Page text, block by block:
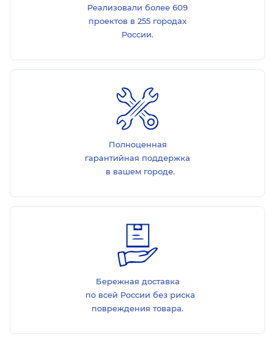
Реализовали более 609
проектов в 255 городах
России.
Полноценная
гарантийная поддержка
в вашем городе.
Бережная доставка
по всей России без риска
повреждения товара.